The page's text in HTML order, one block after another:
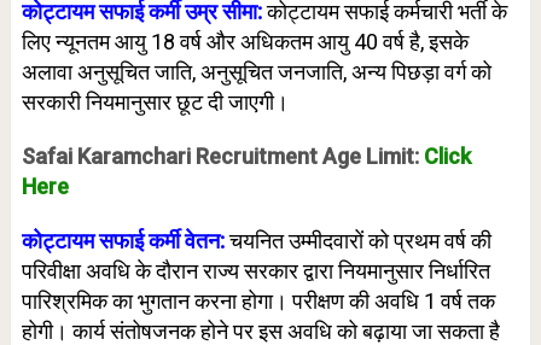
कोट्टायम सफाई कर्मी उम्र सीमा:कोट्टायम सफाई कर्मचारी भर्ती के
लिए न्यूनतम आयु 18 वर्ष और अधिकतम आयु 40 वर्ष है, इसके
अलावा अनुसूचित जाति, अनुसूचित जनजाति, अन्य पिछड़ा वर्ग को
सरकारी नियमानुसार छूट दी जाएगी।
Safai Karamchari Recruitment Age Limit: Click
Here
कोट्टायम सफाई कर्मी वेतन:चयनित उम्मीदवारों को प्रथम वर्ष की
परिवीक्षा अवधि के दौरान राज्य सरकार द्वारा नियमानुसार निर्धारित
पारिश्रमिक का भुगतान करना होगा। परीक्षण की अवधि 1 वर्ष तक
होगी। कार्य संतोषजनक होने पर इस अवधि को बढ़ाया जा सकता है